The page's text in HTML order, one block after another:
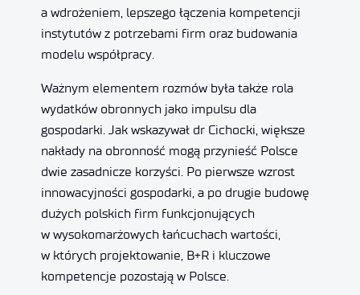
a wdrożeniem, lepszego łączenia kompetencji
instytutów z potrzebami firm oraz budowania
modelu współpracy.
Ważnym elementem rozmów była także rola
wydatków obronnych jako impulsu dla
gospodarki. Jak wskazywał dr Cichocki, większe
nakłady na obronność mogą przynieść Polsce
dwie zasadnicze korzyści. Po pierwsze wzrost
innowacyjności gospodarki, a po drugie budowę
dużych polskich firm funkcjonujących
w wysokomarżowych łańcuchach wartości,
w których projektowanie, B+R i kluczowe
kompetencje pozostają w Polsce.